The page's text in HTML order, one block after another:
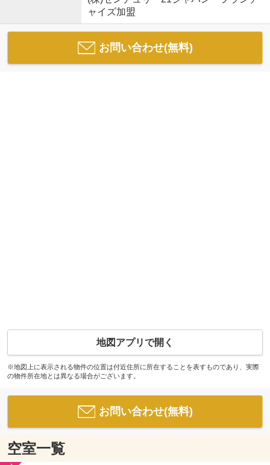
ャイズ加盟
お問い合わせ(無料)
地図アプリで開く
※地図上に表示される物件の位置は付近住所に所在することを表すものであり、実際
の物件所在地とは異なる場合がございます。
お問い合わせ(無料)
空室一覧